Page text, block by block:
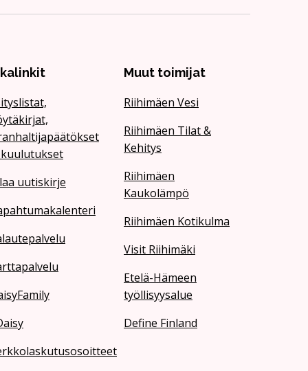
uutiskirje
Muut toimijat
Riihimäen Vesi
Riihimäen Tilat &
Kehitys
Riihimäen
Kaukolämpö
Riihimäen Kotikulma
Visit Riihimäki
Etelä-Hämeen
työllisyysalue
Define Finland